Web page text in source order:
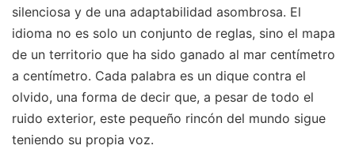
silenciosa y de una adaptabilidad asombrosa. El
idioma no es solo un conjunto de reglas, sino el mapa
de un territorio que ha sido ganado al mar centímetro
a centímetro. Cada palabra es un dique contra el
olvido, una forma de decir que, a pesar de todo el
ruido exterior, este pequeño rincón del mundo sigue
teniendo su propia voz.